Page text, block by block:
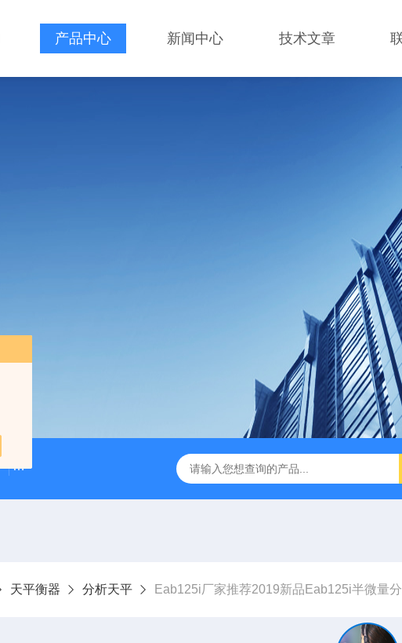
产品中心 新闻中心 技术文章
自动旋转蒸发仪厂家 HH-24恒温水浴锅 全不锈钢水浴15位多
天平衡器 分析天平 Eab125i厂家推荐2019新品Eab125i半微量